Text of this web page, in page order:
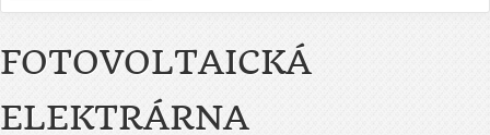
FOTOVOLTAICKÁ
ELEKTRÁRNA